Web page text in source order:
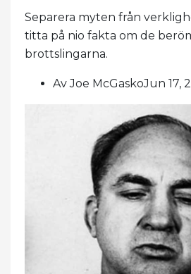
Separera myten från
titta på nio fakta om de
brottslingarna.
Av Joe McGaskoJun 17,